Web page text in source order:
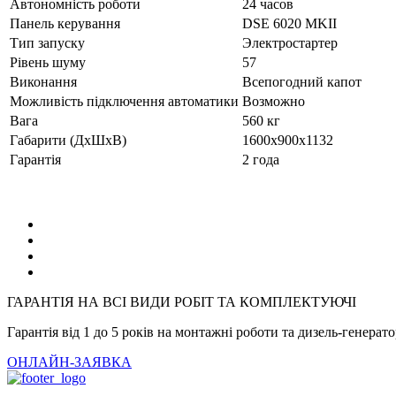
Автономність роботи
24 часов
Панель керування
DSE 6020 MKII
Тип запуску
Электростартер
Рівень шуму
57
Виконання
Всепогодний капот
Можливість підключення автоматики Возможно
Вага
560 кг
Габарити (ДхШхВ)
1600х900х1132
Гарантія
2 года
ГАРАНТІЯ НА ВСІ ВИДИ РОБІТ ТА КОМПЛЕКТУЮЧІ
Гарантія від 1 до 5 років на монтажні роботи та дизель-
ОНЛАЙН-ЗАЯВКА